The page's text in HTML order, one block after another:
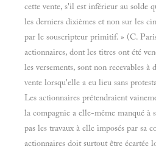
cette vente, s'il est inférieur au solde
les derniers dixièmes et non sur les
par le souscripteur primitif. » (C.
actionnaires, dont les titres ont été
les versements, sont non recevables
vente lorsqu'elle a eu lieu sans
Les actionnaires prétendraient
la compagnie a elle-même manqué à
pas les travaux à elle imposés par sa
actionnaires doit surtout être écartée